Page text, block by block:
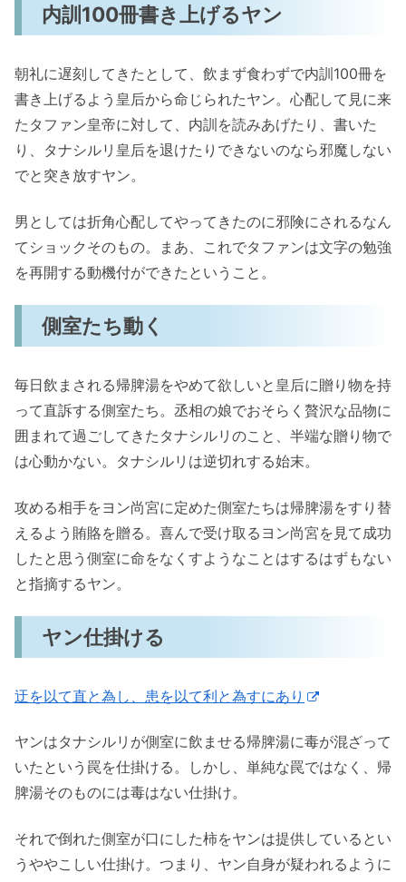
内訓100冊書き上げるヤン
朝礼に遅刻してきたとして、飲まず食わずで内訓100冊を
書き上げるよう皇后から命じられたヤン。心配して見に来
たタファン皇帝に対して、内訓を読みあげたり、書いた
り、タナシルリ皇后を退けたりできないのなら邪魔しない
でと突き放すヤン。
男としては折角心配してやってきたのに邪険にされるなん
てショックそのもの。まあ、これでタファンは文字の勉強
を再開する動機付ができたということ。
側室たち動く
毎日飲まされる帰脾湯をやめて欲しいと皇后に贈り物を持
って直訴する側室たち。丞相の娘でおそらく贅沢な品物に
囲まれて過ごしてきたタナシルリのこと、半端な贈り物で
は心動かない。タナシルリは逆切れする始末。
攻める相手をヨン尚宮に定めた側室たちは帰脾湯をすり替
えるよう賄賂を贈る。喜んで受け取るヨン尚宮を見て成功
したと思う側室に命をなくすようなことはするはずもない
と指摘するヤン。
ヤン仕掛ける
迂を以て直と為し、患を以て利と為すにあり
ヤンはタナシルリが側室に飲ませる帰脾湯に毒が混ざって
いたという罠を仕掛ける。しかし、単純な罠ではなく、帰
脾湯そのものには毒はない仕掛け。
それで倒れた側室が口にした柿をヤンは提供しているとい
うややこしい仕掛け。つまり、ヤン自身が疑われるように